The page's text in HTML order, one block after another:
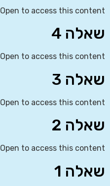
Open to access this content
שאלה 4
Open to access this content
שאלה 3
Open to access this content
שאלה 2
Open to access this content
שאלה 1